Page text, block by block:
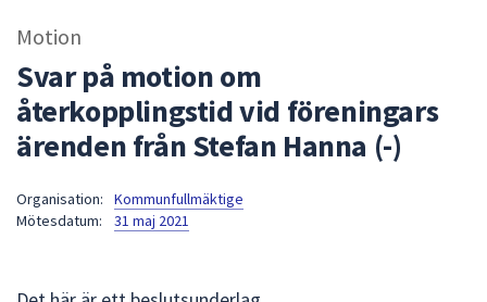
sökförslag
att
Motion
Svar på motion om
återkopplingstid vid föreningars
ärenden från Stefan Hanna (-)
Organisation:
Kommunfullmäktige
Mötesdatum:
31 maj 2021